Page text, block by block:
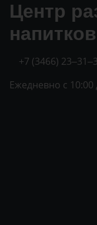
Центр
+7 (3466)
Ежедневно с 10:00